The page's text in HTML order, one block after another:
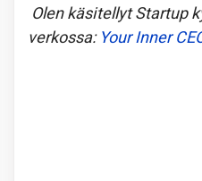
Olen käsitellyt Startup
verkossa:Your Inner